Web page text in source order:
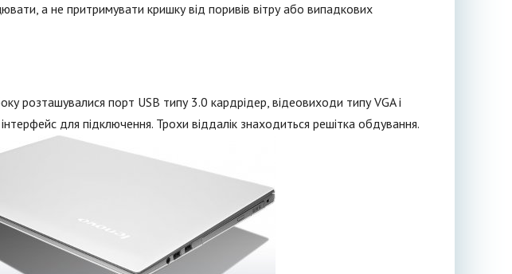
а не притримувати кришку від поривів вітру або випадкових
розташувалися порт USB типу 3.0 кардрідер, відеовиходи типу VGA і
для підключення. Трохи віддалік знаходиться решітка обдування.